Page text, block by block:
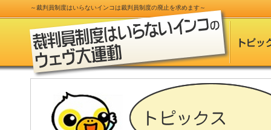
～裁判員制度はいらないインコは裁判員制度の廃止を求めます～